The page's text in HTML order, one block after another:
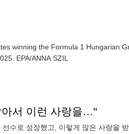
winning the Formula 1 Hungarian
racetrack in Mogyorod near Budapest, Hungary, 03 August 2025. EPA/ANNA SZIL
아서 이런 사랑을…"
수로 성장했고, 이렇게 많은 사랑을